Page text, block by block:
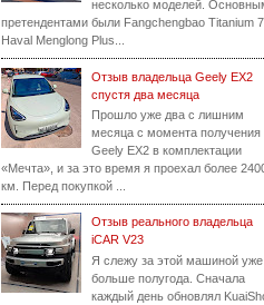
несколько моделей.
претендентами были Fangchengbao Titanium
Haval Menglong Plus...
Отзыв владельца Geely EX2
спустя два месяца
Прошло уже два с лишним
месяца с момента получения
Geely EX2 в комплектации
«Мечта», и за это время я проехал более
км. Перед покупкой ...
Отзыв реального владельца
iCAR V23
Я слежу за этой машиной уже
больше полугода. Сначала
каждый день обновлял